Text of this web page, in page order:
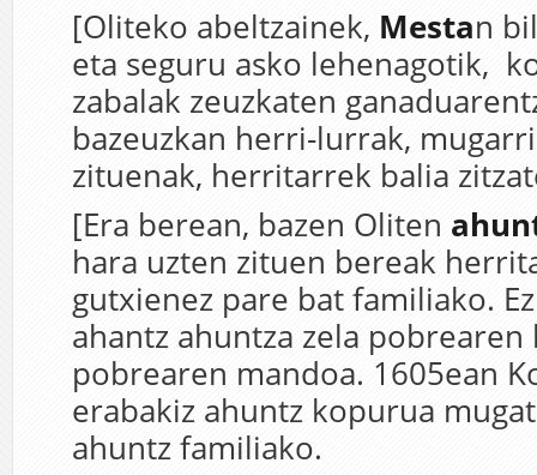
[Oliteko abeltzainek, Mestan
eta seguru asko lehenagotik,
zabalak zeuzkaten
bazeuzkan herri-lurrak,
zituenak, herritarrek balia
[Era berean, bazen Oliten
hara uzten zituen bereak
gutxienez pare bat familiako.
ahantz ahuntza zela pobrearen
pobrearen mandoa. 1605ean
erabakiz ahuntz kopurua
ahuntz familiako.